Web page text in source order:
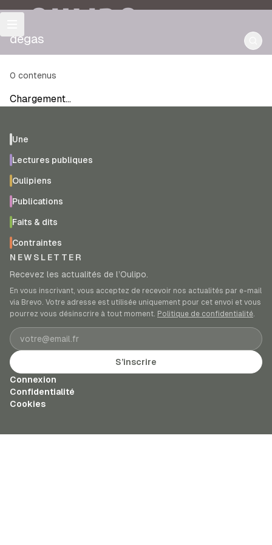
OULIPO
degas
0 contenus
Chargement…
Une
Lectures publiques
Oulipiens
Publications
Faits & dits
Contraintes
NEWSLETTER
Recevez les actualités de l’Oulipo.
En vous inscrivant, vous acceptez de recevoir nos actualités par e-mail
via Brevo. Votre adresse est utilisée uniquement pour cet envoi et vous
pourrez vous désinscrire à tout moment. Politique de confidentialité.
Adresse e-mail
S’inscrire
Connexion
Confidentialité
Cookies